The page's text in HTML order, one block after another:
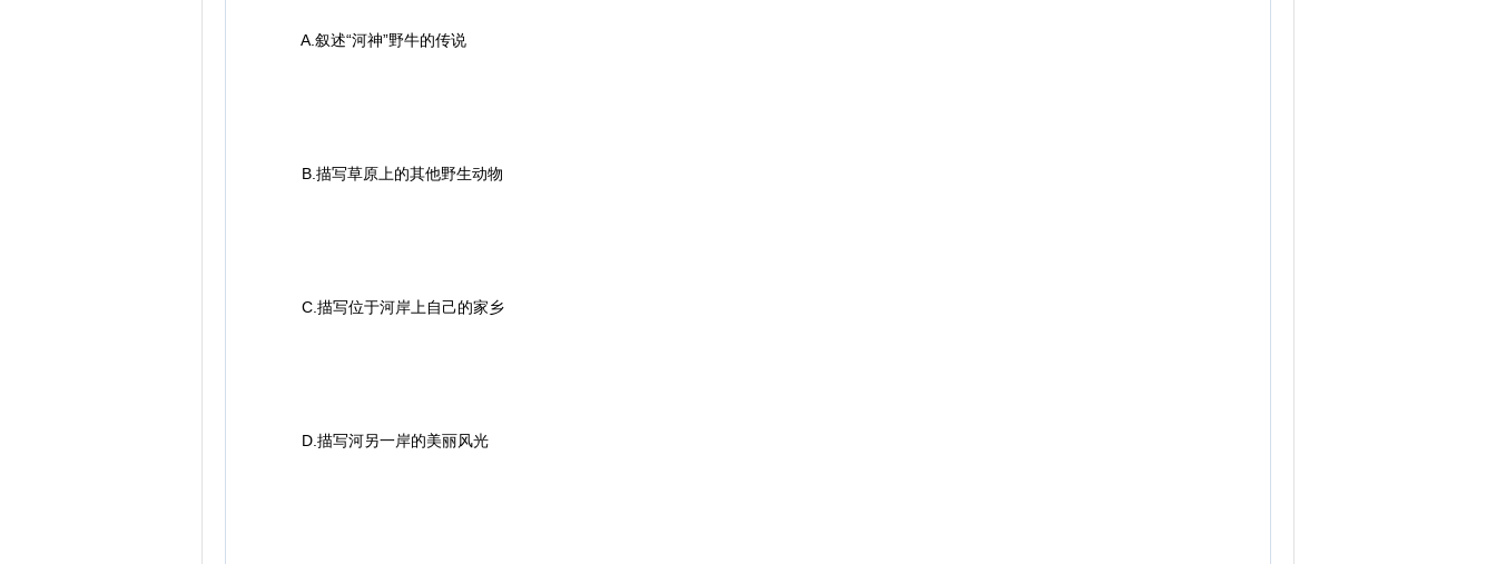
A.叙述“河神”野牛的传说
B.描写草原上的其他野生动物
C.描写位于河岸上自己的家乡
D.描写河另一岸的美丽风光